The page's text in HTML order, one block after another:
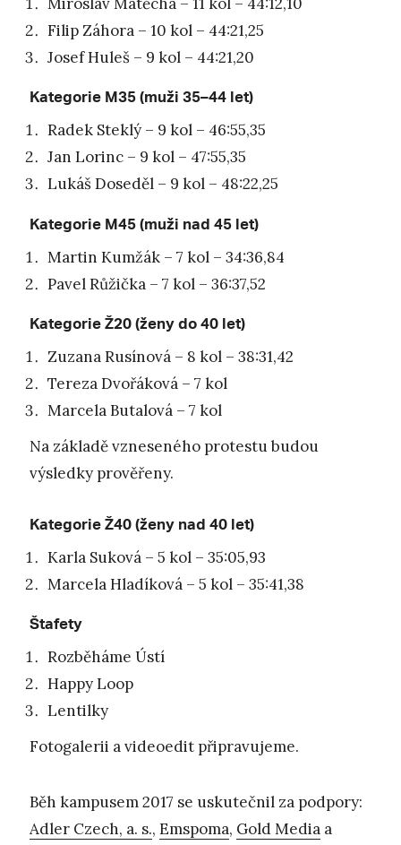
Filip Záhora – 10 kol – 44:21,25
Josef Huleš – 9 kol – 44:21,20
Kategorie M35 (muži 35–44 let)
Radek Steklý – 9 kol – 46:55,35
Jan Lorinc – 9 kol – 47:55,35
Lukáš Doseděl – 9 kol – 48:22,25
Kategorie M45 (muži nad 45 let)
Martin Kumžák – 7 kol – 34:36,84
Pavel Růžička – 7 kol – 36:37,52
Kategorie Ž20 (ženy do 40 let)
Zuzana Rusínová – 8 kol – 38:31,42
Tereza Dvořáková – 7 kol
Marcela Butalová – 7 kol
Na základě vzneseného protestu budou
výsledky prověřeny.
Kategorie Ž40 (ženy nad 40 let)
Karla Suková – 5 kol – 35:05,93
Marcela Hladíková – 5 kol – 35:41,38
Štafety
Rozběháme Ústí
Happy Loop
Lentilky
Fotogalerii a videoedit připravujeme.
Běh kampusem 2017 se uskutečnil za podpory:
Adler Czech, a. s., Emspoma, Gold Media a